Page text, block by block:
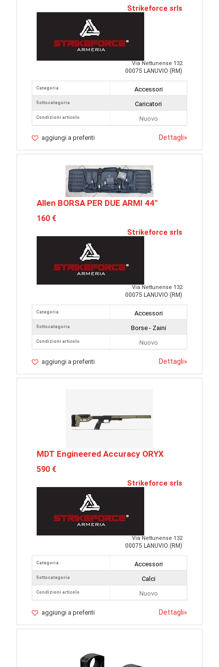
Strikeforce srls
Via Nettunense 132
00075 LANUVIO (RM)
Categoria
Sottocategoria
Condizioni articolo
Accessori
Caricatori
Nuovo
aggiungi a preferiti Dettagli»
Allen BORSA PER DUE ARMI 44"
160 €
Strikeforce srls
Via Nettunense 132
00075 LANUVIO (RM)
Categoria
Sottocategoria
Condizioni articolo
Accessori
Borse - Zaini
Nuovo
aggiungi a preferiti Dettagli»
MDT Engineered Accuracy ORYX
590 €
Strikeforce srls
Via Nettunense 132
00075 LANUVIO (RM)
Categoria
Sottocategoria
Condizioni articolo
Accessori
Calci
Nuovo
aggiungi a preferiti Dettagli»